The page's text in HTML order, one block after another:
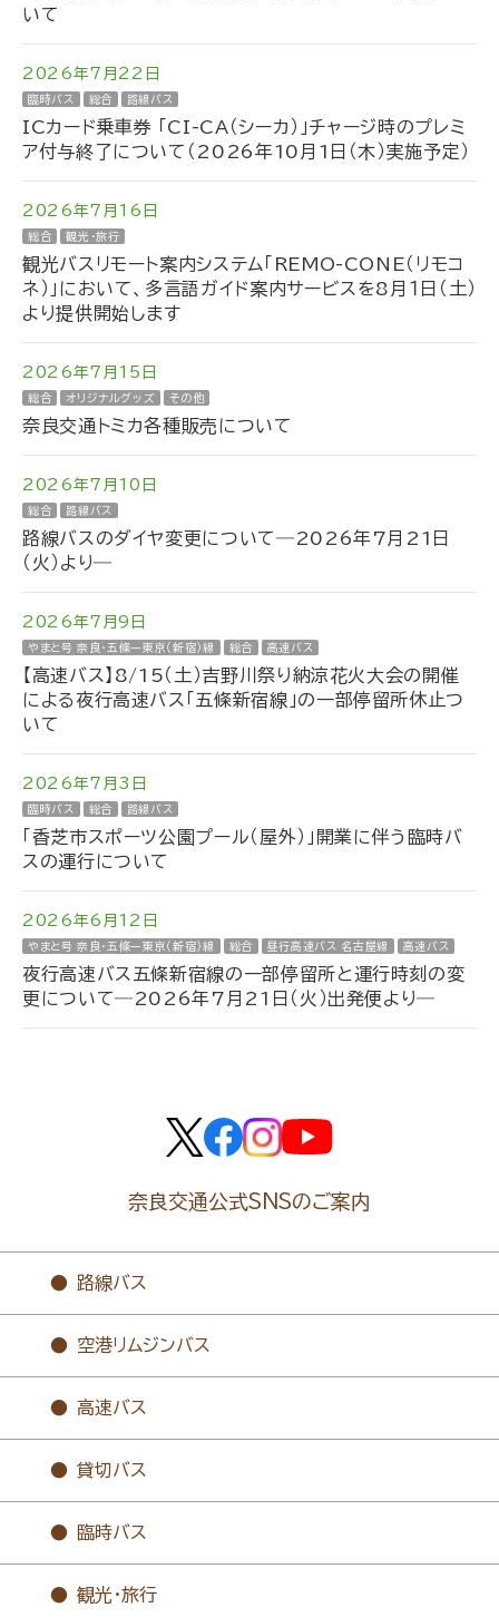
いて
2026年7月22日
臨時バス 総合 路線バス
ICカード乗車券 「CI-CA（シーカ）」チャージ時のプレミ
ア付与終了について（2026年10月1日（木）実施予定）
2026年7月16日
総合 観光・旅行
観光バスリモート案内システム「REMO-CONE（リモコ
ネ）」において、多言語ガイド案内サービスを8月１日（土）
より提供開始します
2026年7月15日
総合 オリジナルグッズ その他
奈良交通トミカ各種販売について
2026年7月10日
総合 路線バス
路線バスのダイヤ変更について―2026年7月21日
（火）より―
2026年7月9日
やまと号 奈良・五條ー東京（新宿）線 総合 高速バス
【高速バス】8/15（土）吉野川祭り納涼花火大会の開催
による夜行高速バス「五條新宿線」の一部停留所休止つ
いて
2026年7月3日
臨時バス 総合 路線バス
「香芝市スポーツ公園プール（屋外）」開業に伴う臨時バ
スの運行について
2026年6月12日
やまと号 奈良・五條ー東京（新宿）線 総合 昼行高速バス 名古屋線 高速バス
夜行高速バス五條新宿線の一部停留所と運行時刻の変
更について―2026年7月21日（火）出発便より―
奈良交通公式SNSのご案内
路線バス
空港リムジンバス
高速バス
貸切バス
臨時バス
観光・旅行